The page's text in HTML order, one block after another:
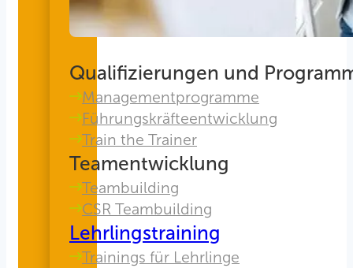
Qualifizierungen und
Managementprogramme
Führungskräfteentwicklung
Train the Trainer
Teamentwicklung
Teambuilding
CSR Teambuilding
Lehrlingstraining
Trainings für Lehrlinge